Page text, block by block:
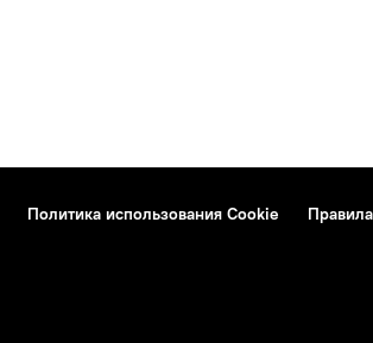
Политика использования Cookie